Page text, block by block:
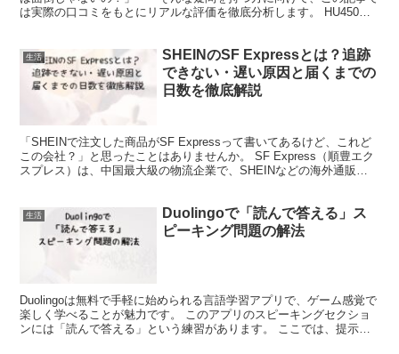
は実際の口コミをもとにリアルな評価を徹底分析します。 HU450
生活
SHEINのSF Expressとは？追跡
できない・遅い原因と届くまでの
日数を徹底解説
「SHEINで注文した商品がSF Expressって書いてあるけど、これど
この会社？」と思ったことはありませんか。 SF Express（順豊エク
スプレス）は、中国最大級の物流企業で、SHEINなどの海外通販サ
生活
Duolingoで「読んで答える」ス
ピーキング問題の解法
Duolingoは無料で手軽に始められる言語学習アプリで、ゲーム感覚で
楽しく学べることが魅力です。 このアプリのスピーキングセクショ
ンには「読んで答える」という練習があります。 ここでは、提示さ